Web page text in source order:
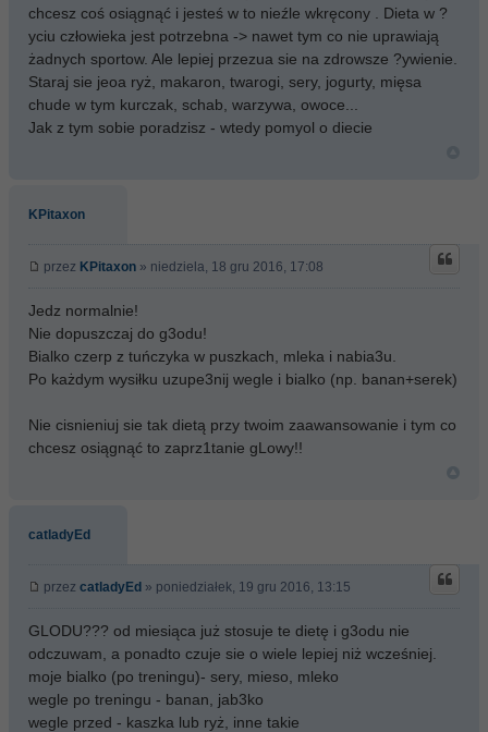
chcesz coś osiągnąć i jesteś w to nieźle wkręcony . Dieta w ?
yciu człowieka jest potrzebna -> nawet tym co nie uprawiają
żadnych sportow. Ale lepiej przezua sie na zdrowsze ?ywienie.
Staraj sie jeoa ryż, makaron, twarogi, sery, jogurty, mięsa
chude w tym kurczak, schab, warzywa, owoce...
Jak z tym sobie poradzisz - wtedy pomyol o diecie
KPitaxon
przez KPitaxon » niedziela, 18 gru 2016, 17:08
Jedz normalnie!
Nie dopuszczaj do g3odu!
Bialko czerp z tuńczyka w puszkach, mleka i nabia3u.
Po każdym wysiłku uzupe3nij wegle i bialko (np. banan+serek)
Nie cisnieniuj sie tak dietą przy twoim zaawansowanie i tym co
chcesz osiągnąć to zaprz1tanie gLowy!!
catladyEd
przez catladyEd » poniedziałek, 19 gru 2016, 13:15
GLODU??? od miesiąca już stosuje te dietę i g3odu nie
odczuwam, a ponadto czuje sie o wiele lepiej niż wcześniej.
moje bialko (po treningu)- sery, mieso, mleko
wegle po treningu - banan, jab3ko
wegle przed - kaszka lub ryż, inne takie